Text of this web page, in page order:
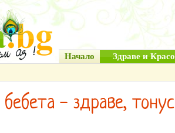
Начало Здраве и
бебета - здраве,